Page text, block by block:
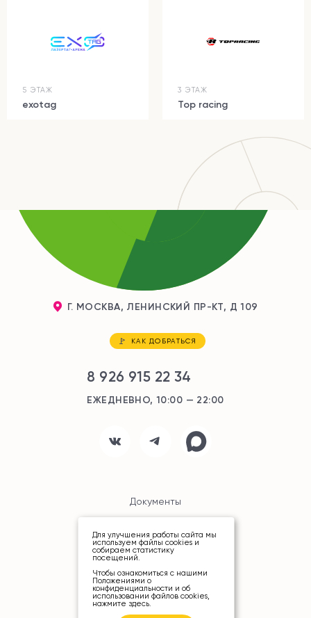
Для улучшения работы сайта мы
используем файлы cookies и
собираем статистику
посещений.
Чтобы ознакомиться с нашими
Положениями о
конфиденциальности и об
использовании файлов cookies,
нажмите здесь.
5 ЭТАЖ
exotag
3 ЭТАЖ
Top racing
Г. МОСКВА, ЛЕНИНСКИЙ ПР-КТ, Д 109
КАК ДОБРАТЬСЯ
8 926 915 22 34
ЕЖЕДНЕВНО, 10:00 — 22:00
Документы
Карта сайта
© ТРЦ «РИО», 2026